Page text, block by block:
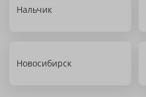
Нальчик
Новосибирск